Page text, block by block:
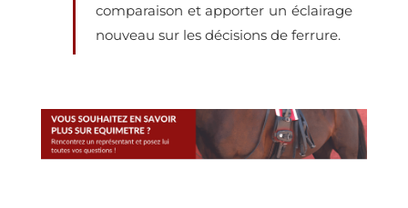
comparaison et apporter un éclairage
nouveau sur les décisions de ferrure.